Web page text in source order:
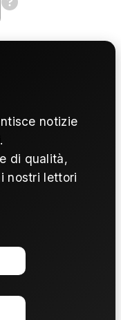
notizie
di qualità,
nostri lettori